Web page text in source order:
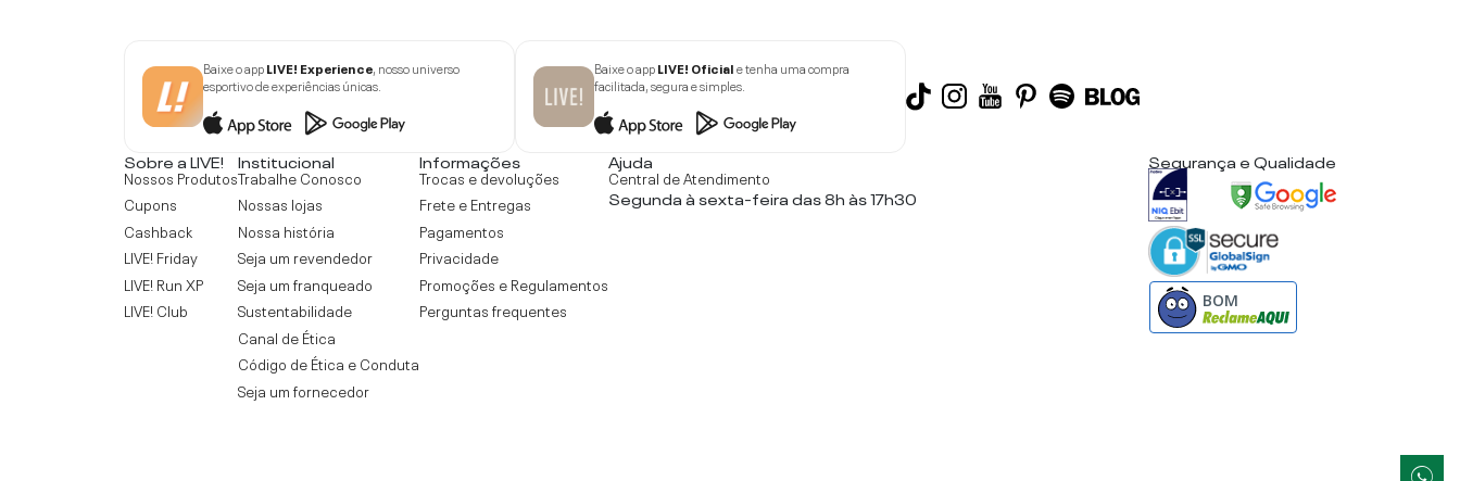
Baixe o appLIVE! Experience, nosso universo
esportivo de experiências únicas.
Baixe o appLIVE! Oficiale tenha uma compra
facilitada, segura e simples.
Sobre a LIVE!
Nossos Produtos
Cupons
Cashback
LIVE! Friday
LIVE! Run XP
LIVE! Club
Institucional
Trabalhe Conosco
Nossas lojas
Nossa história
Seja um revendedor
Seja um franqueado
Sustentabilidade
Canal de Ética
Código de Ética e Conduta
Seja um fornecedor
Informações
Trocas e devoluções
Frete e Entregas
Pagamentos
Privacidade
Promoções e Regulamentos
Perguntas frequentes
Ajuda
Central de Atendimento
Segunda à sexta-feira das 8h às 17h30
Segurança e Qualidade
BOM